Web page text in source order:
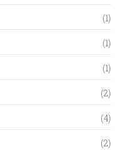
(1)
(1)
(1)
(2)
(4)
(2)